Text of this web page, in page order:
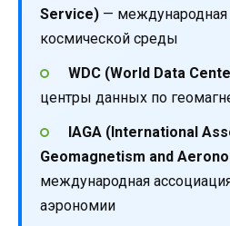
Service) — международная
космической среды
WDC (World Data
центры данных по
IAGA (International
Geomagnetism and
международная
аэрономии